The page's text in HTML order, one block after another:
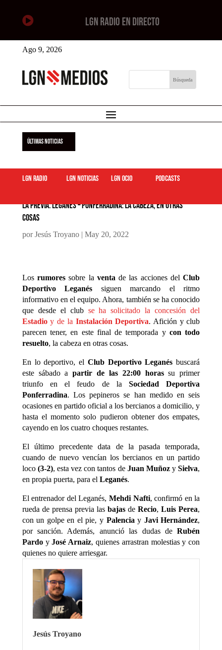
 LGN RADIO EN DIRECTO
Ago 9, 2026
ÚLTIMAS NOTICIAS
LGN Radio LGN Noticias LGN ocio podcasts
La Previa. Leganés – Ponferradina: La cabeza, en otras
cosas
porJesús Troyano| May 20, 2022
Losrumores sobre la ventade las acciones delClub
Deportivo Leganés siguen marcando el ritmo
informativo en el equipo. Ahora, también se ha conocido
que desde el club se ha solicitado la concesión del
Estadioy de la Instalación Deportiva. Afición y club
parecen tener, en este final de temporada y con todo
resuelto, la cabeza en otras cosas.
En lo deportivo, el Club Deportivo Leganés buscará
este sábado apartir de las 22:00 horassu primer
triunfo en el feudo de la Sociedad Deportiva
Ponferradina. Los pepineros se han medido en seis
ocasiones en partido oficial a los bercianos a domicilio, y
hasta el momento solo pudieron obtener dos empates,
cayendo en los cuatro choques restantes.
El último precedente data de la pasada temporada,
cuando de nuevo vencían los bercianos en un partido
loco (3-2), esta vez con tantos de Juan MuñozySielva,
en propia puerta, para el Leganés.
El entrenador del Leganés, Mehdi Nafti, confirmó en la
rueda de prensa previa lasbajas deRecio,Luis Perea,
con un golpe en el pie, y Palenciay Javi Hernández,
por sanción. Además, anunció las dudas deRubén
PardoyJosé Arnaiz, quienes arrastran molestias y con
quienes no quiere arriesgar.
Jesús Troyano